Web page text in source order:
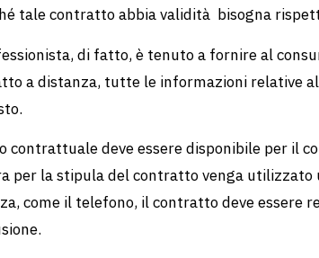
tale contratto abbia validità bisogna
di fatto, è tenuto a fornire al
a distanza, tutte le informazioni relative
contrattuale deve essere disponibile per il
per la stipula del contratto venga utilizzato
come il telefono, il contratto deve essere